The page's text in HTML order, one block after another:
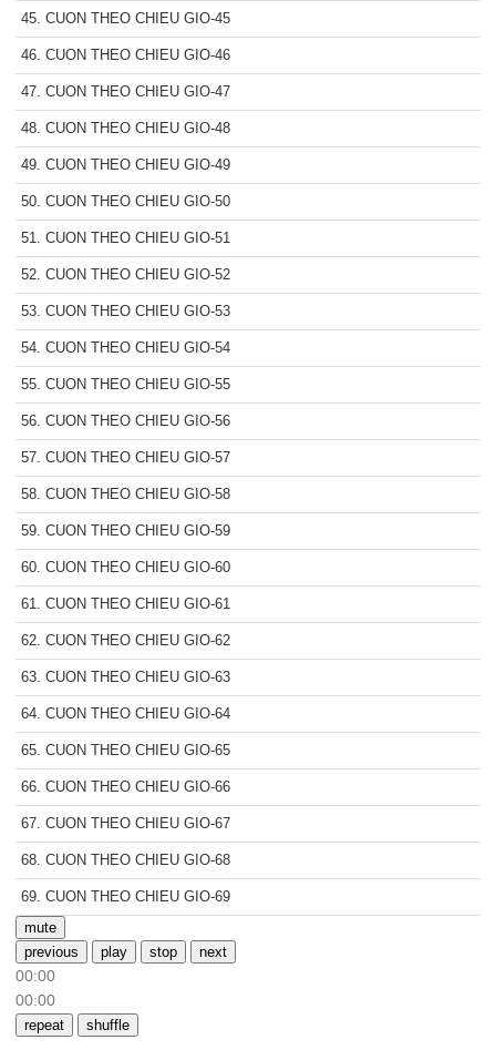
45. CUON THEO CHIEU GIO-45
46. CUON THEO CHIEU GIO-46
47. CUON THEO CHIEU GIO-47
48. CUON THEO CHIEU GIO-48
49. CUON THEO CHIEU GIO-49
50. CUON THEO CHIEU GIO-50
51. CUON THEO CHIEU GIO-51
52. CUON THEO CHIEU GIO-52
53. CUON THEO CHIEU GIO-53
54. CUON THEO CHIEU GIO-54
55. CUON THEO CHIEU GIO-55
56. CUON THEO CHIEU GIO-56
57. CUON THEO CHIEU GIO-57
58. CUON THEO CHIEU GIO-58
59. CUON THEO CHIEU GIO-59
60. CUON THEO CHIEU GIO-60
61. CUON THEO CHIEU GIO-61
62. CUON THEO CHIEU GIO-62
63. CUON THEO CHIEU GIO-63
64. CUON THEO CHIEU GIO-64
65. CUON THEO CHIEU GIO-65
66. CUON THEO CHIEU GIO-66
67. CUON THEO CHIEU GIO-67
68. CUON THEO CHIEU GIO-68
69. CUON THEO CHIEU GIO-69
mute
previous
play stop next
00:00
00:00
repeat shuffle